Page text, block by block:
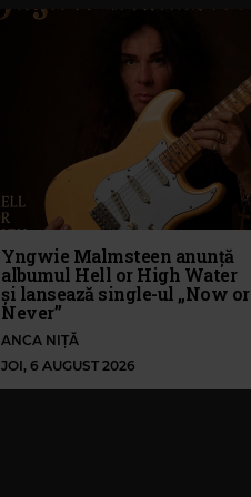
Yngwie Malmsteen anunță
albumul Hell or High Water
și lansează single-ul „Now or
Never”
ANCA NIȚĂ
JOI, 6 AUGUST 2026